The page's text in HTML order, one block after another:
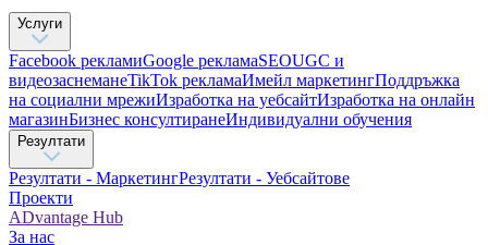
Услуги
Facebook рекламиGoogle рекламаSEOUGC и
видеозаснеманеTikTok рекламaИмейл маркетингПоддръжка
на социални мрежиИзработка на уебсайтИзработка на онлайн
магазинБизнес консултиране​Индивидуални обучения
Резултати
Резултати - МаркетингРезултати - Уебсайтове
Проекти
ADvantage Hub
За нас